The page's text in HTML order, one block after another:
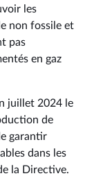
les
non fossile et
pas
en gaz
juillet 2024 le
de
garantir
dans les
la Directive.